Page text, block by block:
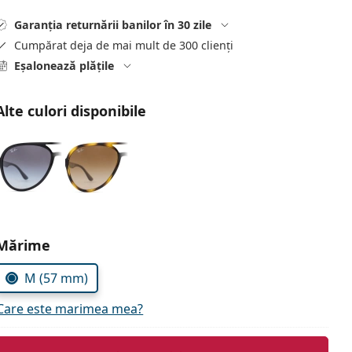
Garanția returnării banilor în 30 zile
Cumpărat deja de mai mult de 300 clienți
Eșalonează plățile
culori disponibile
parametrii
M (57 mm)
este marimea mea?